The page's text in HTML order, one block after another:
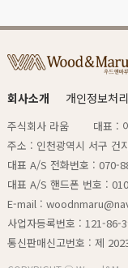
회사소개 개인정보처
주식회사 라움
대표 :
주소 : 인천광역시 서구 건
대표 A/S 전화번호 : 070-
대표 A/S 핸드폰 번호 :
E-mail :
사업자등록번호 : 121-86-
통신판매신고번호 : 제